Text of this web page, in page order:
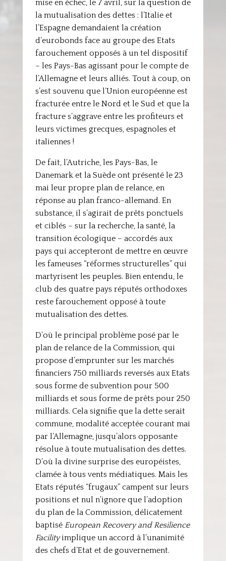
mise en échec, le 7 avril, sur la question de
la mutualisation des dettes : l’Italie et
l’Espagne demandaient la création
d’eurobonds face au groupe des Etats
farouchement opposés à un tel dispositif
– les Pays-Bas agissant pour le compte de
l’Allemagne et leurs alliés. Tout à coup, on
s’est souvenu que l’Union européenne est
fracturée entre le Nord et le Sud et que la
fracture s’aggrave entre les profiteurs et
leurs victimes grecques, espagnoles et
italiennes !
De fait, l’Autriche, les Pays-Bas, le
Danemark et la Suède ont présenté le 23
mai leur propre plan de relance, en
réponse au plan franco-allemand. En
substance, il s’agirait de prêts ponctuels
et ciblés – sur la recherche, la santé, la
transition écologique – accordés aux
pays qui accepteront de mettre en œuvre
les fameuses “réformes structurelles” qui
martyrisent les peuples. Bien entendu, le
club des quatre pays réputés orthodoxes
reste farouchement opposé à toute
mutualisation des dettes.
D’où le principal problème posé par le
plan de relance de la Commission, qui
propose d’emprunter sur les marchés
financiers 750 milliards reversés aux Etats
sous forme de subvention pour 500
milliards et sous forme de prêts pour 250
milliards. Cela signifie que la dette serait
commune, modalité acceptée courant mai
par l’Allemagne, jusqu’alors opposante
résolue à toute mutualisation des dettes.
D’où la divine surprise des européistes,
clamée à tous vents médiatiques. Mais les
Etats réputés “frugaux” campent sur leurs
positions et nul n’ignore que l’adoption
du plan de la Commission, délicatement
baptisé European Recovery and Resilience
Facilityimplique un accord à l’unanimité
des chefs d’Etat et de gouvernement.